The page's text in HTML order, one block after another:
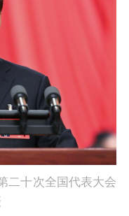
二十次全国代表大会